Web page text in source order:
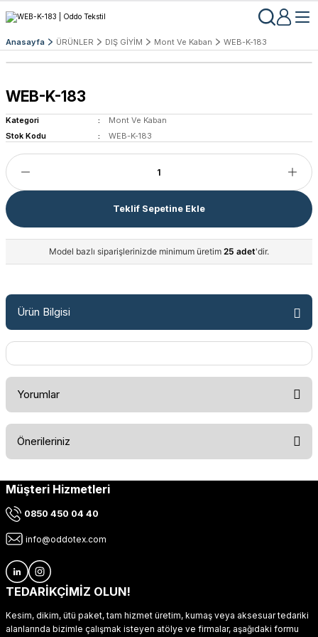
Anasayfa ÜRÜNLER DIŞ GİYİM Mont Ve Kaban WEB-K-183
WEB-K-183
Kategori
Mont Ve Kaban
Stok Kodu
WEB-K-183
Teklif Sepetine Ekle
Model bazlı siparişlerinizde minimum üretim 25 adet'dir.
Ürün Bilgisi
Yorumlar
Önerileriniz
Bu ürünün fiyat bilgisi, resim, ürün açıklamalarında ve diğer
kullanarak tarafımıza iletebilirsiniz.
Ürün resmi kalitesiz, bozuk veya görüntülenemiyor.
Ürün açıklamasında eksik bilgiler bulunuyor.
Ürün fiyatı diğer sitelerden daha pahalı.
Müşteri Hizmetleri
0850 450 04 40
info@oddotex.com
TEDARİKÇİMİZ OLUN!
Kesim, dikim, ütü paket, tam hizmet üretim, kumaş veya aksesuar tedariki
alanlarında bizimle çalışmak isteyen atölye ve firmalar, aşağıdaki formu